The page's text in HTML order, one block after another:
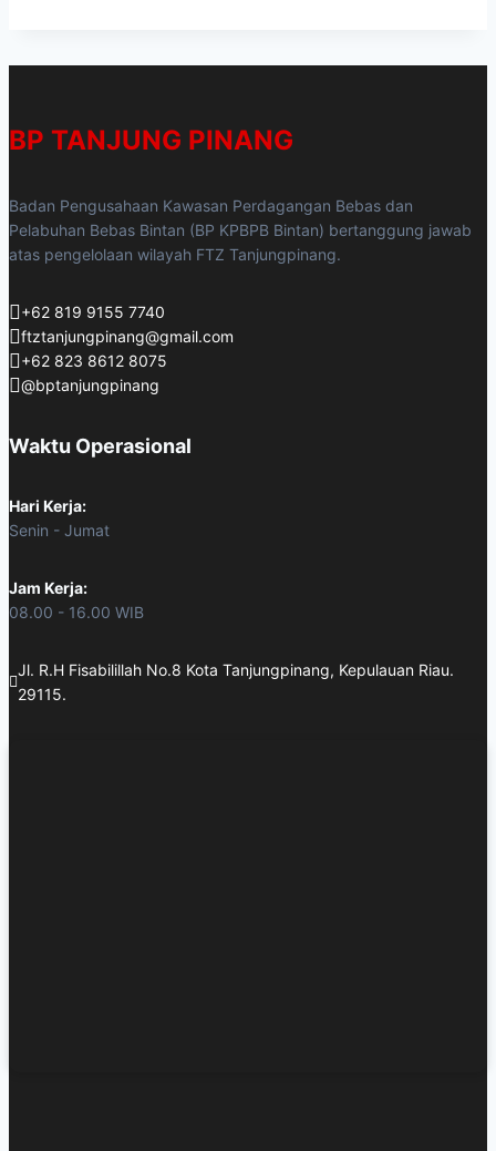
BP TANJUNG PINANG
Badan Pengusahaan Kawasan Perdagangan Bebas dan
Pelabuhan Bebas Bintan (BP KPBPB Bintan) bertanggung jawab
atas pengelolaan wilayah FTZ Tanjungpinang.
+62 819 9155 7740
ftztanjungpinang@gmail.com
+62 823 8612 8075
@bptanjungpinang
Waktu Operasional
Hari Kerja:
Senin - Jumat
Jam Kerja:
08.00 - 16.00 WIB
Jl. R.H Fisabilillah No.8 Kota Tanjungpinang, Kepulauan Riau.
29115.